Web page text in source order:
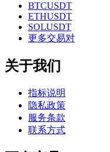
BTCUSDT
ETHUSDT
SOLUSDT
更多交易对
关于我们
指标说明
隐私政策
服务条款
联系方式